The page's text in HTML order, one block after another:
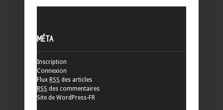
MÉTA
Inscription
Connexion
Flux RSS des articles
RSS des commentaires
Site de WordPress-FR